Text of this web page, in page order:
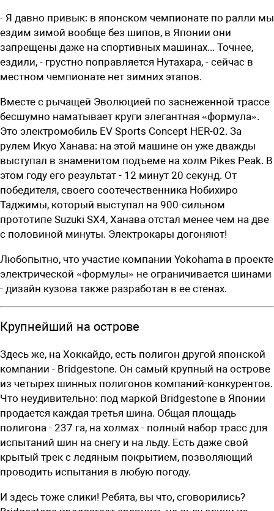
- Я давно привык: в японском чемпионате по ралли мы
ездим зимой вообще без шипов, в Японии они
запрещены даже на спортивных машинах... Точнее,
ездили, - грустно поправляется Нутахара, - сейчас в
местном чемпионате нет зимних этапов.
Вместе с рычащей Эволюцией по заснеженной трассе
бесшумно наматывает круги элегантная «формула».
Это электромобиль EV Sports Concept HER-02. За
рулем Икуо Ханава: на этой машине он уже дважды
выступал в знаменитом подъеме на холм Pikes Peak. В
этом году его результат - 12 минут 20 секунд. От
победителя, своего соотечественника Нобихиро
Таджимы, который выступал на 900-сильном
прототипе Suzuki SX4, Ханава отстал менее чем на две
с половиной минуты. Электрокары догоняют!
Любопытно, что участие компании Yokohama в проекте
электрической «формулы» не ограничивается шинами
- дизайн кузова также разработан в ее стенах.
Крупнейший на острове
Здесь же, на Хоккайдо, есть полигон другой японской
компании - Bridgestone. Он самый крупный на острове
из четырех шинных полигонов компаний-конкурентов.
Что неудивительно: под маркой Bridgestone в Японии
продается каждая третья шина. Общая площадь
полигона - 237 га, на холмах - полный набор трасс для
испытаний шин на снегу и на льду. Есть даже свой
крытый трек с ледяным покрытием, позволяющий
проводить испытания в любую погоду.
И здесь тоже слики! Ребята, вы что, сговорились?